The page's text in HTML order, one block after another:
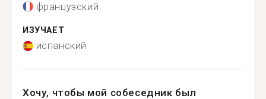
французский
ИЗУЧАЕТ
испанский
Хочу, чтобы мой собеседник был